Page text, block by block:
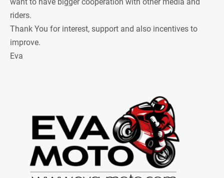
want to have bigger cooperation with other media and
riders.
Thank You for interest, support and also incentives to
improve.
Eva